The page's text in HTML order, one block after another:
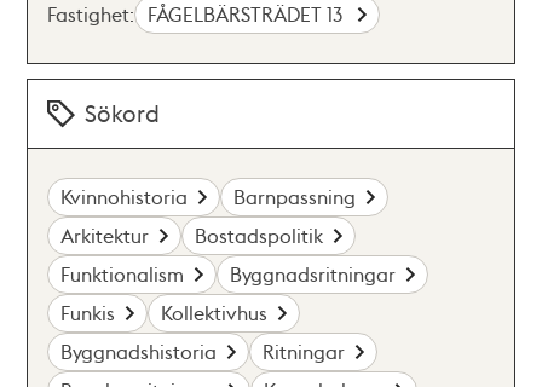
Fastighet: FÅGELBÄRSTRÄDET 13
Sökord
Kvinnohistoria
Barnpassning
Arkitektur
Bostadspolitik
Funktionalism
Byggnadsritningar
Funkis
Kollektivhus
Byggnadshistoria
Ritningar